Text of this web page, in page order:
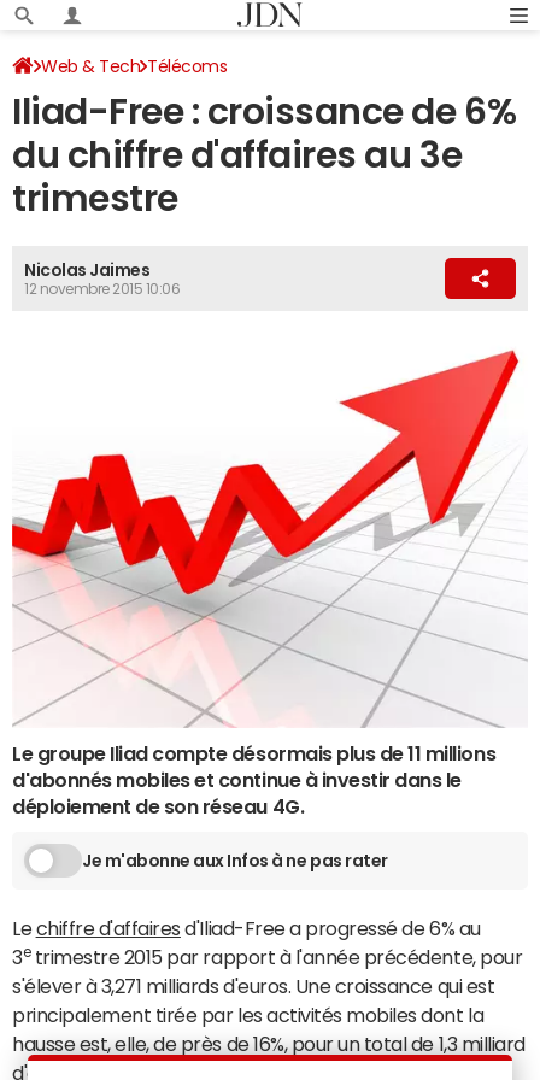
Web & Tech Télécoms
Iliad-Free : croissance de 6%
du chiffre d'affaires au 3e
trimestre
Nicolas Jaimes
12 novembre 2015 10:06
Le groupe Iliad compte désormais plus de 11 millions
d'abonnés mobiles et continue à investir dans le
déploiement de son réseau 4G.
Je m'abonne aux Infos à ne pas rater
Lechiffre d'affaires d'Iliad-Free a progressé de 6% au
3etrimestre 2015 par rapport à l'année précédente, pour
s'élever à 3,271 milliards d'euros. Une croissance qui est
principalement tirée par les activités mobiles dont la
hausse est, elle, de près de 16%, pour un total de 1,3 milliard
d'euros.